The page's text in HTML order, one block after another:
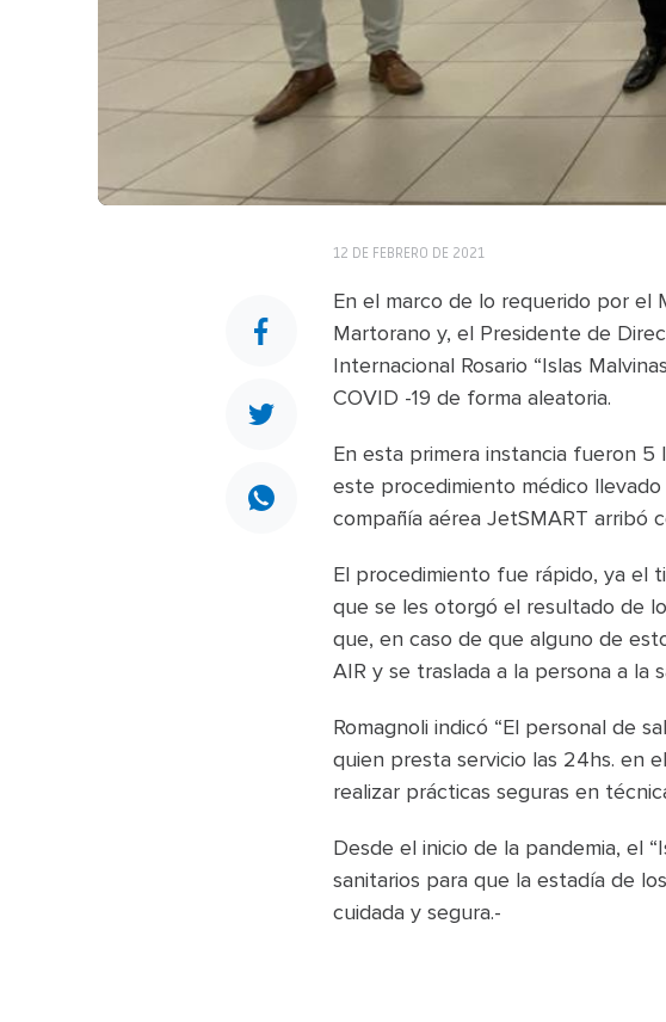
12 DE FEBRERO DE 2021
En el marco de lo requerido por el
Martorano y, el Presidente de
Internacional Rosario “Islas
COVID -19 de forma aleatoria.
En esta primera instancia fueron 5
este procedimiento médico
compañía aérea JetSMART arribó
El procedimiento fue rápido, ya el
que se les otorgó el resultado de
que, en caso de que alguno de
AIR y se traslada a la persona a la
Romagnoli indicó “El personal de
quien presta servicio las 24hs. en
realizar prácticas seguras en
Desde el inicio de la pandemia, el
sanitarios para que la estadía de
cuidada y segura.-